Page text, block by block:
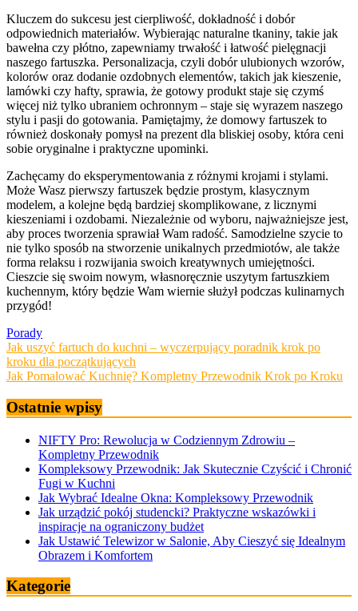
Kluczem do sukcesu jest cierpliwość, dokładność i dobór
odpowiednich materiałów. Wybierając naturalne tkaniny, takie jak
bawełna czy płótno, zapewniamy trwałość i łatwość pielęgnacji
naszego fartuszka. Personalizacja, czyli dobór ulubionych wzorów,
kolorów oraz dodanie ozdobnych elementów, takich jak kieszenie,
lamówki czy hafty, sprawia, że gotowy produkt staje się czymś
więcej niż tylko ubraniem ochronnym – staje się wyrazem naszego
stylu i pasji do gotowania. Pamiętajmy, że domowy fartuszek to
również doskonały pomysł na prezent dla bliskiej osoby, która ceni
sobie oryginalne i praktyczne upominki.
Zachęcamy do eksperymentowania z różnymi krojami i stylami.
Może Wasz pierwszy fartuszek będzie prostym, klasycznym
modelem, a kolejne będą bardziej skomplikowane, z licznymi
kieszeniami i ozdobami. Niezależnie od wyboru, najważniejsze jest,
aby proces tworzenia sprawiał Wam radość. Samodzielne szycie to
nie tylko sposób na stworzenie unikalnych przedmiotów, ale także
forma relaksu i rozwijania swoich kreatywnych umiejętności.
Cieszcie się swoim nowym, własnoręcznie uszytym fartuszkiem
kuchennym, który będzie Wam wiernie służył podczas kulinarnych
przygód!
Porady
Nawigacja
wpisu
Jak uszyć fartuch do kuchni – wyczerpujący poradnik krok po
kroku dla początkujących
Jak Pomalować Kuchnię? Kompletny Przewodnik Krok po Kroku
Ostatnie wpisy
NIFTY Pro: Rewolucja w Codziennym Zdrowiu –
Kompletny Przewodnik
Kompleksowy Przewodnik: Jak Skutecznie Czyścić i Chronić
Fugi w Kuchni
Jak Wybrać Idealne Okna: Kompleksowy Przewodnik
Jak urządzić pokój studencki? Praktyczne wskazówki i
inspiracje na ograniczony budżet
Jak Ustawić Telewizor w Salonie, Aby Cieszyć się Idealnym
Obrazem i Komfortem
Kategorie